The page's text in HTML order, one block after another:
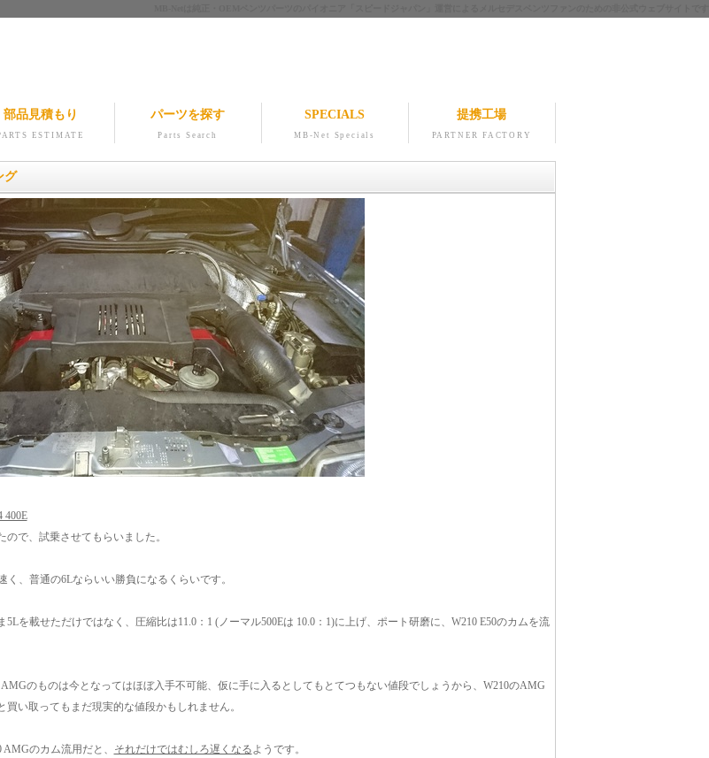
部品見積もり
ESTIMATE
パーツを探す
Parts Search
SPECIALS
MB-Net Specials
提携工場
PARTNER FACTORY
グ
400E
で、試乗させてもらいました。
く、普通の6Lならいい勝負になるくらいです。
5Lを載せただけではなく、圧縮比は11.0：1 (ノーマル500Eは 10.0：1)に上げ、ポート研磨に、W210 E50のカムを流
AMGのものは今となってはほぼ入手不可能、仮に手に入るとしてもとてつもない値段でしょうから、W210のAMG
買い取ってもまだ現実的な値段かもしれません。
のカム流用だと、 それだけではむしろ遅くなるようです。